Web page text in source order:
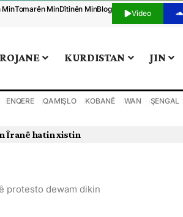
MinTomarên MinDîtinên MinBlog Video
ROJANE KURDISTAN JIN
ENQERE QAMIŞLO KOBANÊ WAN ŞENGAL
hatin xistin
protesto dewam dikin